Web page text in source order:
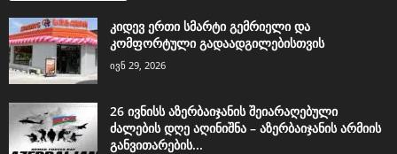
კიდევ ერთი სმარტი გემრიელი და
კომფორტული გადაადგილებისთვის
ივნ 29, 2026
26 ივნისს აზერბაიჯანის შეიარაღებული
ძალების დღე აღინიშნა – აზერბაიჯანის არმიის
განვითარების...